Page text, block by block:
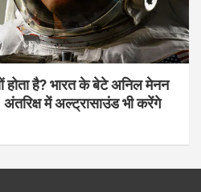
होता है? भारत के बेटे अनिल मेनन
में अल्ट्रासाउंड भी करेंगे